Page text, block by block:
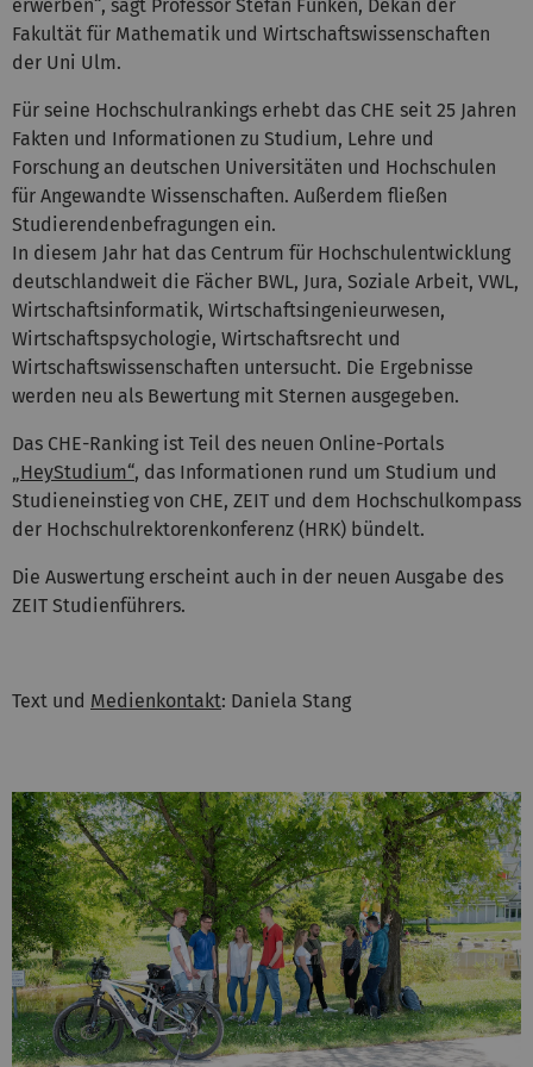
erwerben“, sagt Professor Stefan Funken, Dekan der
Fakultät für Mathematik und Wirtschaftswissenschaften
der Uni Ulm.
Für seine Hochschulrankings erhebt das CHE seit 25 Jahren
Fakten und Informationen zu Studium, Lehre und
Forschung an deutschen Universitäten und Hochschulen
für Angewandte Wissenschaften. Außerdem fließen
Studierendenbefragungen ein.
In diesem Jahr hat das Centrum für Hochschulentwicklung
deutschlandweit die Fächer BWL, Jura, Soziale Arbeit, VWL,
Wirtschaftsinformatik, Wirtschaftsingenieurwesen,
Wirtschaftspsychologie, Wirtschaftsrecht und
Wirtschaftswissenschaften untersucht. Die Ergebnisse
werden neu als Bewertung mit Sternen ausgegeben.
Das CHE-Ranking ist Teil des neuen Online-Portals
„HeyStudium“, das Informationen rund um Studium und
Studieneinstieg von CHE, ZEIT und dem Hochschulkompass
der Hochschulrektorenkonferenz (HRK) bündelt.
Die Auswertung erscheint auch in der neuen Ausgabe des
ZEIT Studienführers.
Text und Medienkontakt: Daniela Stang